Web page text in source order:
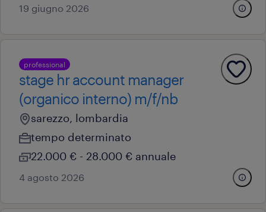
19 giugno 2026
professional
stage hr account manager
(organico interno) m/f/nb
sarezzo, lombardia
tempo determinato
22.000 € - 28.000 € annuale
4 agosto 2026